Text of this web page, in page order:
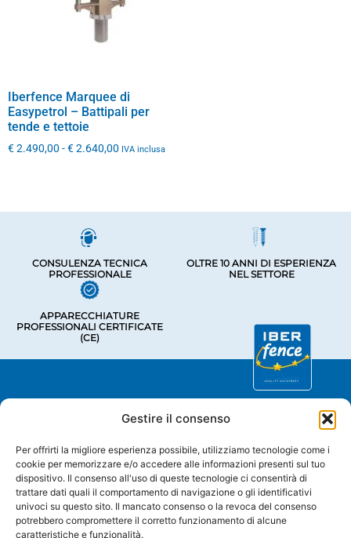
Gestire il consenso
Per offrirti la migliore esperienza possibile, utilizziamo tecnologie come i
cookie per memorizzare e/o accedere alle informazioni presenti sul tuo
dispositivo. Il consenso all'uso di queste tecnologie ci consentirà di
trattare dati quali il comportamento di navigazione o gli identificativi
univoci su questo sito. Il mancato consenso o la revoca del consenso
potrebbero compromettere il corretto funzionamento di alcune
caratteristiche e funzionalità.
Iberfence Marquee di
Easypetrol – Battipali per
tende e tettoie
€2.490,00 -€2.640,00 IVA inclusa
CONSULENZA TECNICA
PROFESSIONALE
OLTRE 10 ANNI DI ESPERIENZA
NEL SETTORE
APPARECCHIATURE
PROFESSIONALI CERTIFICATE
(CE)
Chave De Ponte 3, Bastavales,
15280 Brión, La Coruña
Iberfence SL - Partita IVA: B74417890
CHI SIAMO
CATEGORIE